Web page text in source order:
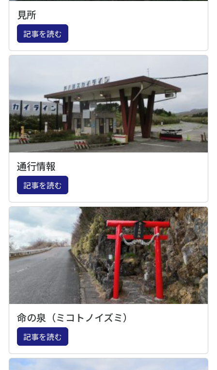
見所
記事を読む
通行情報
記事を読む
命の泉（ミコトノイズミ）
記事を読む